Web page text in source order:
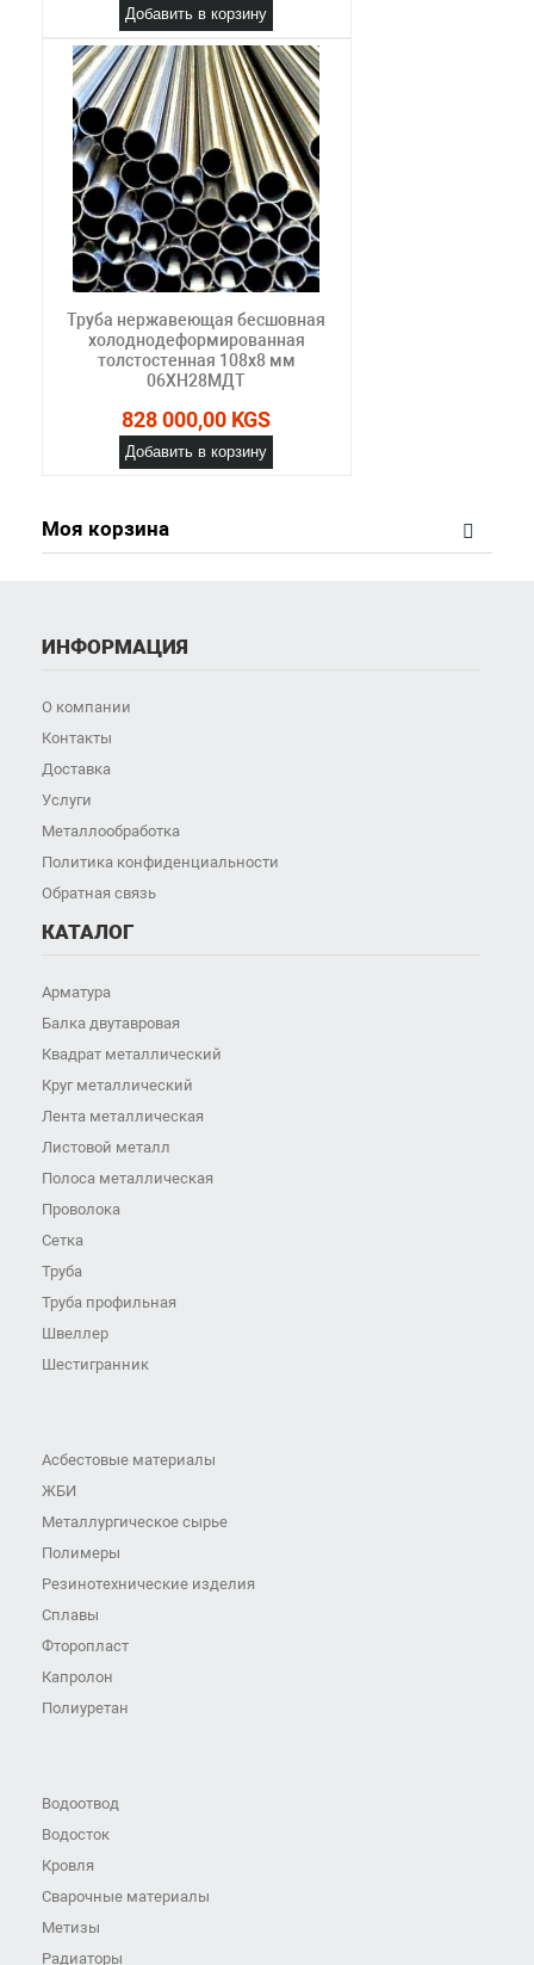
Добавить в корзину
Труба нержавеющая бесшовная
холоднодеформированная
толстостенная 108х8 мм
06ХН28МДТ
828 000,00 KGS
Добавить в корзину
Моя корзина
ИНФОРМАЦИЯ
О компании
Контакты
Доставка
Услуги
Металлообработка
Политика конфиденциальности
Обратная связь
КАТАЛОГ
Арматура
Балка двутавровая
Квадрат металлический
Круг металлический
Лента металлическая
Листовой металл
Полоса металлическая
Проволока
Сетка
Труба
Труба профильная
Швеллер
Шестигранник
Асбестовые материалы
ЖБИ
Металлургическое сырье
Полимеры
Резинотехнические изделия
Сплавы
Фторопласт
Капролон
Полиуретан
Водоотвод
Водосток
Кровля
Сварочные материалы
Метизы
Радиаторы